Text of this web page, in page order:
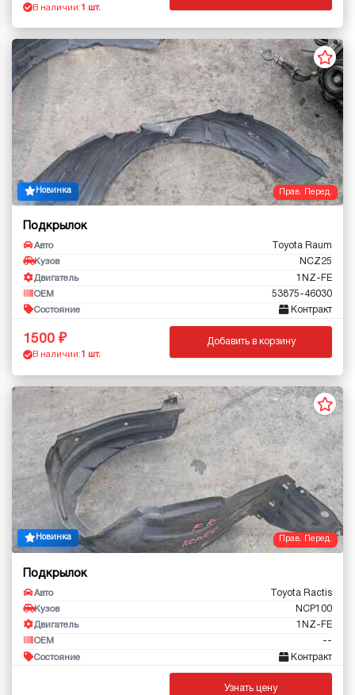
В наличии: 1 шт.
Прав. Перед.
Новинка
Подкрылок
Авто Toyota Raum
Кузов NCZ25
Двигатель 1NZ-FE
OEM 53875-46030
Состояние Контракт
1500
В наличии: 1 шт.
Добавить в корзину
Прав. Перед.
Новинка
Подкрылок
Авто Toyota Ractis
Кузов NCP100
Двигатель 1NZ-FE
OEM --
Состояние Контракт
Узнать цену